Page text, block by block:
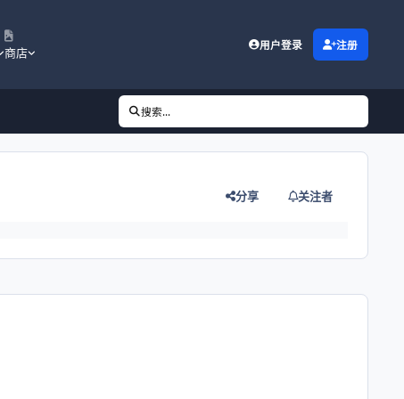
商店
用户登录 注册
搜索...
分享 关注者